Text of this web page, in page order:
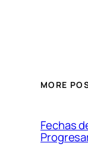
MORE
Fechas